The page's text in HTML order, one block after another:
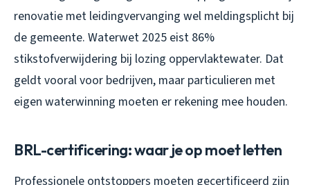
renovatie met leidingvervanging wel meldingsplicht bij
de gemeente. Waterwet 2025 eist 86%
stikstofverwijdering bij lozing oppervlaktewater. Dat
geldt vooral voor bedrijven, maar particulieren met
eigen waterwinning moeten er rekening mee houden.
BRL-certificering: waar je op moet letten
Professionele ontstoppers moeten gecertificeerd zijn